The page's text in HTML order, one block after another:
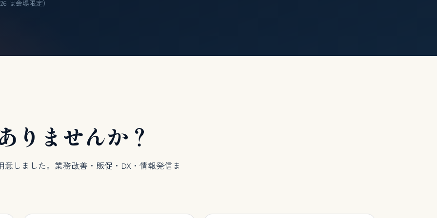
は会場限定）
りませんか？
しました。業務改善・販促・DX・情報発信ま